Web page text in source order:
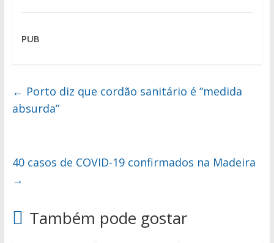
PUB
← Porto diz que cordão sanitário é “medida
absurda”
40 casos de COVID-19 confirmados na Madeira
→
Também pode gostar